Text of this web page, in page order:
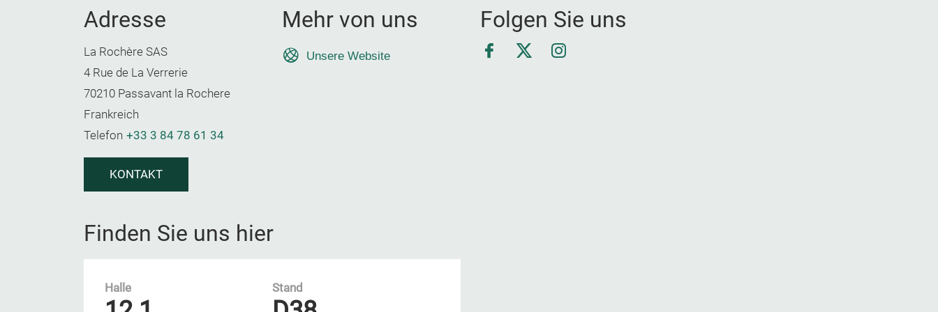
Adresse
La Rochère SAS
4 Rue de La Verrerie
70210 Passavant la Rochere
Frankreich
Telefon +33 3 84 78 61 34
KONTAKT
Mehr von uns
Unsere Website
Folgen Sie uns
Facebook
TwitterInstagram
Finden Sie uns hier
Halle Stand